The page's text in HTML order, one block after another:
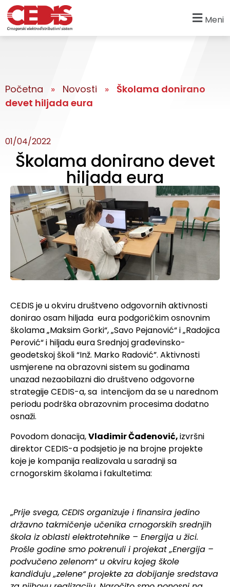
Meni
Početna » Novosti »
Školama donirano
devet hiljada eura
01/04/2022
Školama donirano devet
hiljada eura
CEDIS je u okviru društveno odgovornih aktivnosti
donirao osam hiljada eura podgoričkim osnovnim
školama „Maksim Gorki“, „Savo Pejanović“ i „Radojica
Perović“ i hiljadu eura Srednjoj građevinsko-
geodetskoj školi “Inž. Marko Radović”. Aktivnosti
usmjerene na obrazovni sistem su godinama
unazad nezaobilazni dio društveno odgovorne
strategije CEDIS-a, sa intencijom da se u narednom
periodu podrška obrazovnim procesima dodatno
osnaži.
Povodom donacija,Vladimir Čađenović,izvršni
direktor CEDIS-a podsjetio je na brojne projekte
koje je kompanija realizovala u saradnji sa
crnogorskim školama i fakultetima:
„Prije svega, CEDIS organizuje i finansira jedino
državno takmičenje učenika crnogorskih srednjih
škola iz oblasti elektrotehnike – Energija u žici.
Prošle godine smo pokrenuli i projekat „Energija –
podvučeno zelenom“ u okviru kojeg škole
kandiduju „zelene“ projekte za dobijanje sredstava